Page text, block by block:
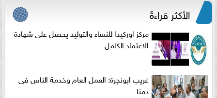
الأكثر قراءةً
مركز اوركيدا للنساء والتوليد يحصل على شهادة
الاعتماد الكامل
غريب ابونجرة: العمل العام وخدمة الناس فى
دمنا